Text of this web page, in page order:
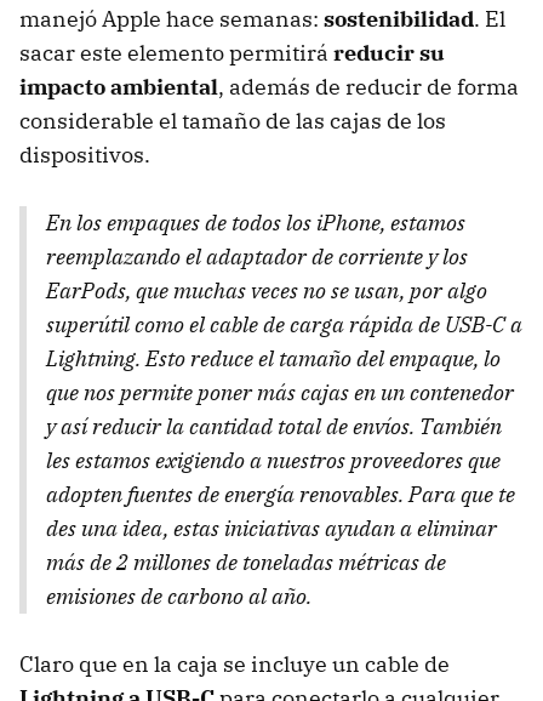
manejó Apple hace semanas: sostenibilidad. El
sacar este elemento permitirá reducir su
impacto ambiental, además de reducir de forma
considerable el tamaño de las cajas de los
dispositivos.
En los empaques de todos los iPhone, estamos
reemplazando el adaptador de corriente y los
EarPods, que muchas veces no se usan, por algo
superútil como el cable de carga rápida de USB-C a
Lightning. Esto reduce el tamaño del empaque, lo
que nos permite poner más cajas en un contenedor
y así reducir la cantidad total de envíos. También
les estamos exigiendo a nuestros proveedores que
adopten fuentes de energía renovables. Para que te
des una idea, estas iniciativas ayudan a eliminar
más de 2 millones de toneladas métricas de
emisiones de carbono al año.
Claro que en la caja se incluye un cable de